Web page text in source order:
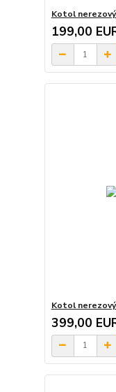
Kotol nerezový
199,00
Kotol nerezový
399,00